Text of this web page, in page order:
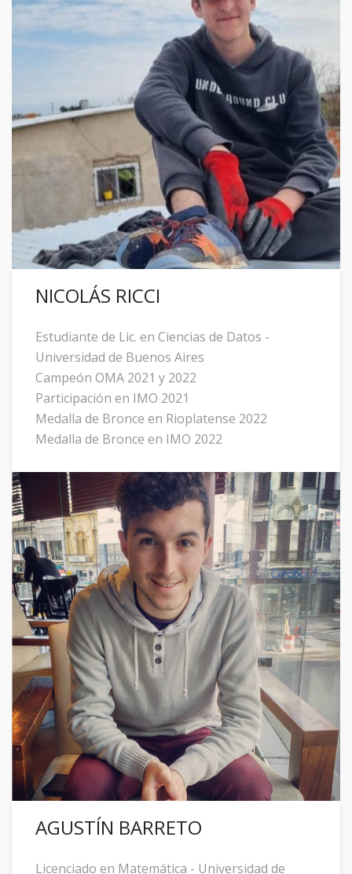
NICOLÁS RICCI
Estudiante de Lic. en Ciencias de Datos -
Universidad de Buenos Aires
Campeón OMA 2021 y 2022
Participación en IMO 2021
Medalla de Bronce en Rioplatense 2022
Medalla de Bronce en IMO 2022
AGUSTÍN BARRETO
Licenciado en Matemática - Universidad de